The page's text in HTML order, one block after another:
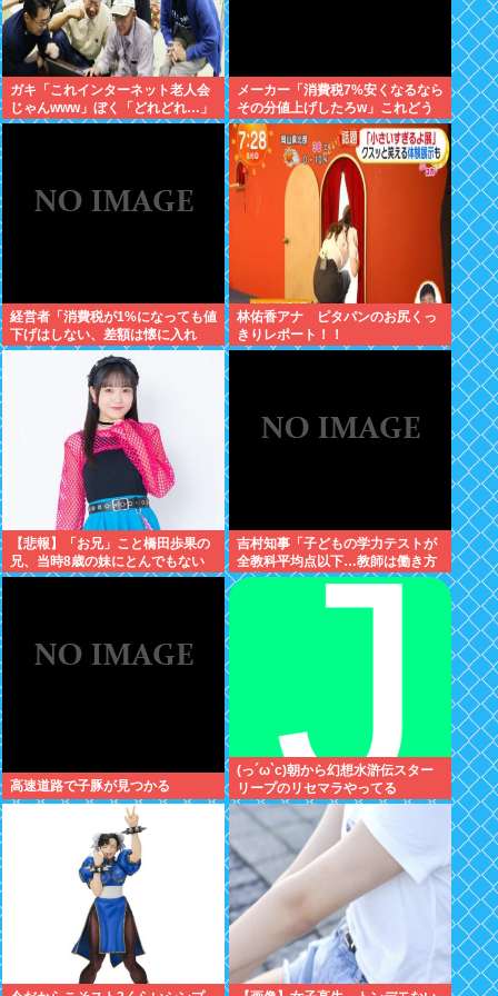
ガキ「これインターネット老人会
じゃんwww」ぼく「どれどれ…」
ガキ「ニコニコ！らきすた！ボカ
メーカー「消費税7%安くなるなら
その分値上げしたろw」これどう
すんの？
経営者「消費税が1%になっても値
下げはしない、差額は懐に入れ
る」
林佑香アナ ピタパンのお尻くっ
きりレポート！！
【悲報】「お兄」こと橋田歩果の
兄、当時8歳の妹にとんでもない
ことを頼む
吉村知事「子どもの学力テストが
全教科平均点以下…教師は働き方
改革とか言ってないでどうにかし
高速道路で子豚が見つかる
(っ´ω`c)朝から幻想水滸伝スター
リープのリセマラやってる